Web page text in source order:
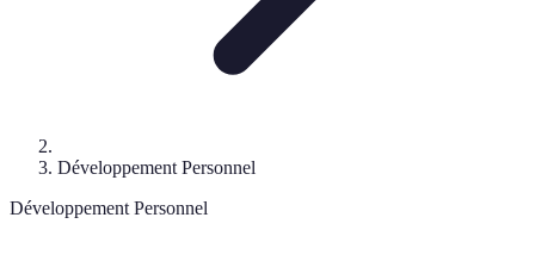
Développement Personnel
Développement Personnel